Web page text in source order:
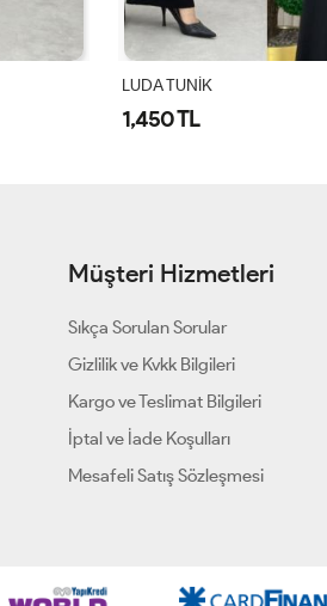
LUDA TUNİK
1,450 TL
Müşteri Hizmetleri
Sıkça Sorulan Sorular
Gizlilik ve Kvkk Bilgileri
Kargo ve Teslimat Bilgileri
İptal ve İade Koşulları
Mesafeli Satış Sözleşmesi